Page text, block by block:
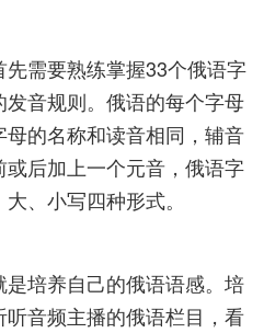
需要熟练掌握33个俄语字
音规则。俄语的每个字母
的名称和读音相同，辅音
后加上一个元音，俄语字
、小写四种形式。
培养自己的俄语语感。培
音频主播的俄语栏目，看